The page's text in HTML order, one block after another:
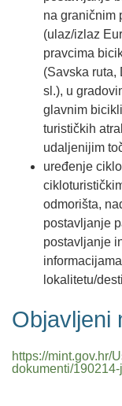
na graničnim
(ulaz/izlaz
pravcima
(Savska ruta,
sl.), u
glavnim
turističkih
udaljenijim
uređenje
odmorišta,
postavljanje
postavljanje
lokalitetu/
Objavljeni
https://mint.gov.hr/
dokumenti/